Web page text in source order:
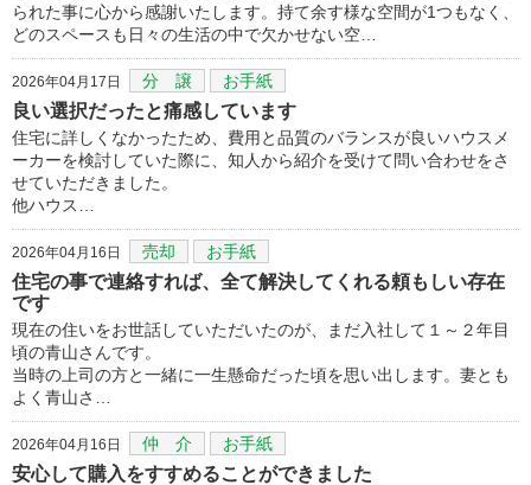
られた事に心から感謝いたします。持て余す様な空間が1つもなく、
どのスペースも日々の生活の中で欠かせない空…
2026年04月17日 分 譲 お手紙
良い選択だったと痛感しています
住宅に詳しくなかったため、費用と品質のバランスが良いハウスメ
ーカーを検討していた際に、知人から紹介を受けて問い合わせをさ
せていただきました。
他ハウス…
2026年04月16日 売却 お手紙
住宅の事で連絡すれば、全て解決してくれる頼もしい存在
です
現在の住いをお世話していただいたのが、まだ入社して１～２年目
頃の青山さんです。
当時の上司の方と一緒に一生懸命だった頃を思い出します。妻とも
よく青山さ…
2026年04月16日 仲 介 お手紙
安心して購入をすすめることができました